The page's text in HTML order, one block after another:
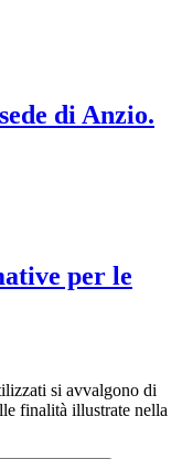
di Anzio.
per le
si avvalgono di
finalità illustrate nella